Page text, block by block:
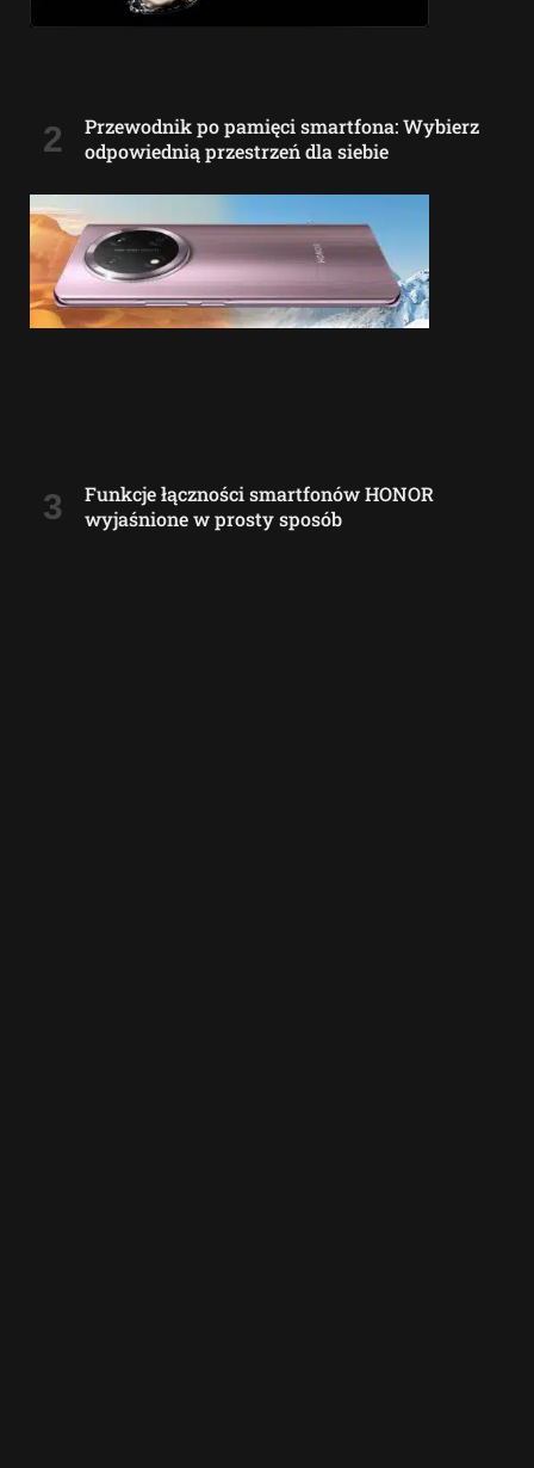
Przewodnik po pamięci smartfona: Wybierz
odpowiednią przestrzeń dla siebie
Funkcje łączności smartfonów HONOR
wyjaśnione w prosty sposób